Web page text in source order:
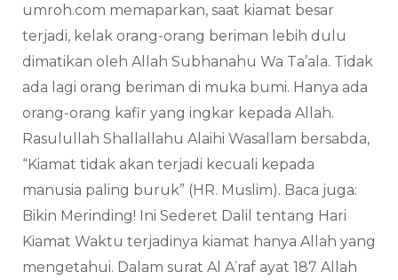
umroh.com memaparkan, saat kiamat besar
terjadi, kelak orang-orang beriman lebih dulu
dimatikan oleh Allah Subhanahu Wa Ta’ala. Tidak
ada lagi orang beriman di muka bumi. Hanya ada
orang-orang kafir yang ingkar kepada Allah.
Rasulullah Shallallahu Alaihi Wasallam bersabda,
“Kiamat tidak akan terjadi kecuali kepada
manusia paling buruk” (HR. Muslim). Baca juga:
Bikin Merinding! Ini Sederet Dalil tentang Hari
Kiamat Waktu terjadinya kiamat hanya Allah yang
mengetahui. Dalam surat Al Aʽraf ayat 187 Allah